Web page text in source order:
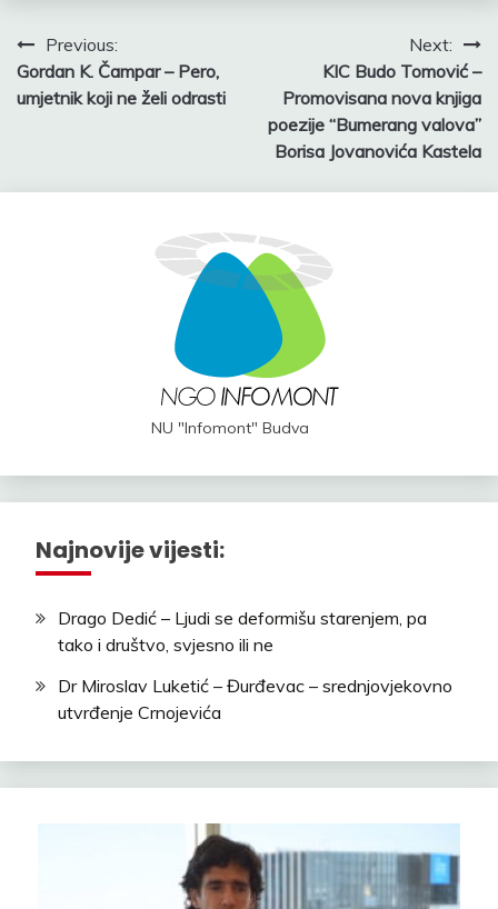
Post
navigation
Previous:
Gordan K. Čampar – Pero,
umjetnik koji ne želi odrasti
Next:
KIC Budo Tomović –
Promovisana nova knjiga
poezije “Bumerang valova”
Borisa Jovanovića Kastela
NU "Infomont" Budva
Najnovije vijesti:
Drago Dedić – Ljudi se deformišu starenjem, pa
tako i društvo, svjesno ili ne
Dr Miroslav Luketić – Đurđevac – srednjovjekovno
utvrđenje Crnojevića